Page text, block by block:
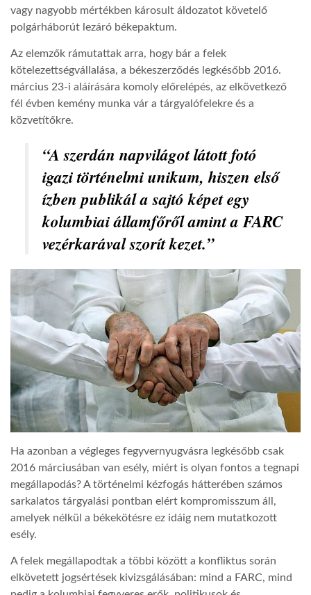
DOBRAVERO.HU
LATIMO.HU
GLOBOBOOK
vagy nagyobb mértékben károsult áldozatot követelő
polgárháborút lezáró békepaktum.
Az elemzők rámutattak arra, hogy bár a felek
kötelezettségvállalása, a békeszerződés legkésőbb 2016.
március 23-i aláírására komoly előrelépés, az elkövetkező
fél évben kemény munka vár a tárgyalófelekre és a
közvetítőkre.
“A szerdán napvilágot látott fotó
igazi történelmi unikum, hiszen első
ízben publikál a sajtó képet egy
kolumbiai államfőről amint a FARC
vezérkarával szorít kezet.”
Ha azonban a végleges fegyvernyugvásra legkésőbb csak
2016 márciusában van esély, miért is olyan fontos a tegnapi
megállapodás? A történelmi kézfogás hátterében számos
sarkalatos tárgyalási pontban elért kompromisszum áll,
amelyek nélkül a békekötésre ez idáig nem mutatkozott
esély.
A felek megállapodtak a többi között a konfliktus során
elkövetett jogsértések kivizsgálásában: mind a FARC, mind